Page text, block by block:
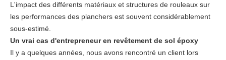
L'impact des différents matériaux et structures de rouleaux sur
les performances des planchers est souvent considérablement
sous-estimé.
Un vrai cas d'entrepreneur en revêtement de sol époxy
Il y a quelques années, nous avons rencontré un client lors